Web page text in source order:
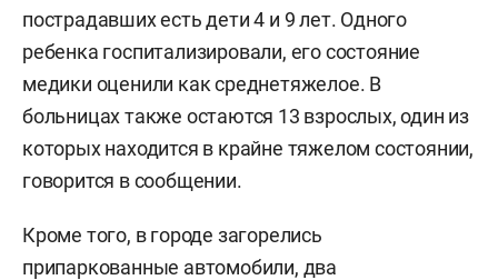
пострадавших есть дети 4 и 9 лет. Одного
ребенка госпитализировали, его состояние
медики оценили как среднетяжелое. В
больницах также остаются 13 взрослых, один из
которых находится в крайне тяжелом состоянии,
говорится в сообщении.
Кроме того, в городе загорелись
припаркованные автомобили, два